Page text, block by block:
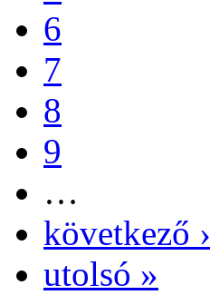
6
7
8
9
…
következő ›
utolsó »